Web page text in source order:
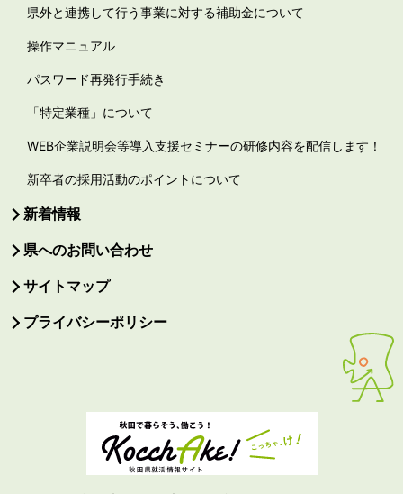
県外と連携して行う事業に対する補助金について
操作マニュアル
パスワード再発行手続き
「特定業種」について
WEB企業説明会等導入支援セミナーの研修内容を配信します！
新卒者の採用活動のポイントについて
新着情報
県へのお問い合わせ
サイトマップ
プライバシーポリシー